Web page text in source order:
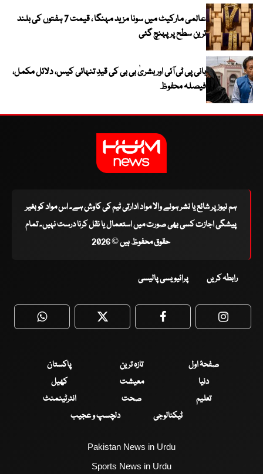
عالمی مارکیٹ میں سونا مزید مہنگا ، قیمت 7 ہفتوں کی بلند
ترین سطح پر پہنچ گئی
بانی پی ٹی آئی اور بشریٰ بی بی کی قیدِ تنہائی کیس، دلائل مکمل،
فیصلہ محفوظ
ہم نیوز پر شائع یا نشر ہونے والا مواد ادارتی ٹیم کی کاوش ہے۔ اس مواد کو بغیر
پیشگی اجازت کسی بھی صورت میں استعمال یا نقل کرنا درست نہیں۔ تمام
حقوق محفوظ ہیں © 2026
رابطہ کریں پرائیویسی پالیسی
WhatsApp Twitter Facebook
صفحۂ اول تازہ ترین
پاکستان
دنیا
معیشت
کھیل
تعلیم
صحت
انٹرٹینمنٹ
ٹیکنالوجی
دلچسپ و عجیب
Pakistan News in Urdu
Sports News in Urdu